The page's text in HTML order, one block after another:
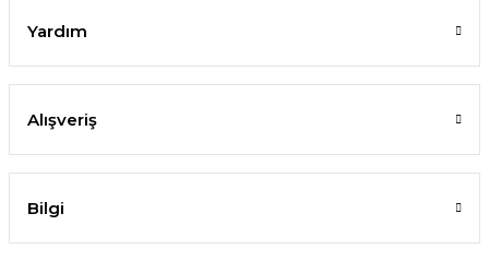
Yardım
Alışveriş
Bilgi